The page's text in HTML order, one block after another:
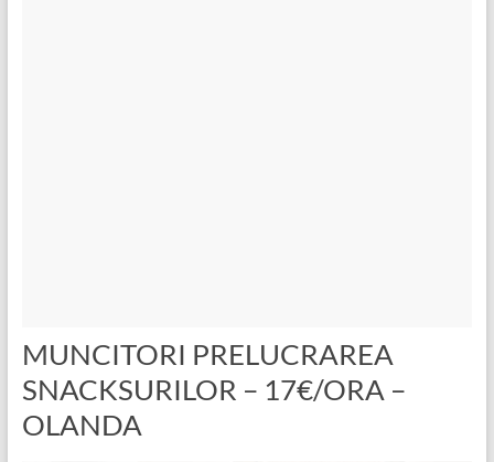
MUNCITORI PRELUCRAREA
SNACKSURILOR – 17€/ORA –
OLANDA